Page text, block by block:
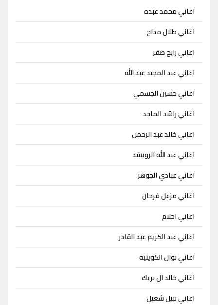
اغاني محمد عبده
اغاني طلال مداح
اغاني رابح صقر
اغاني عبد المجيد عبد الله
اغاني حسين الجسمي
اغاني راشد الماجد
اغاني خالد عبد الرحمن
اغاني عبد الله الرويشد
اغاني عبادي الجوهر
اغاني مزعل فرحان
اغاني احلام
اغاني عبد الكريم عبد القادر
اغاني نوال الكويتية
اغاني خالد ال بريك
اغاني نبيل شعيل